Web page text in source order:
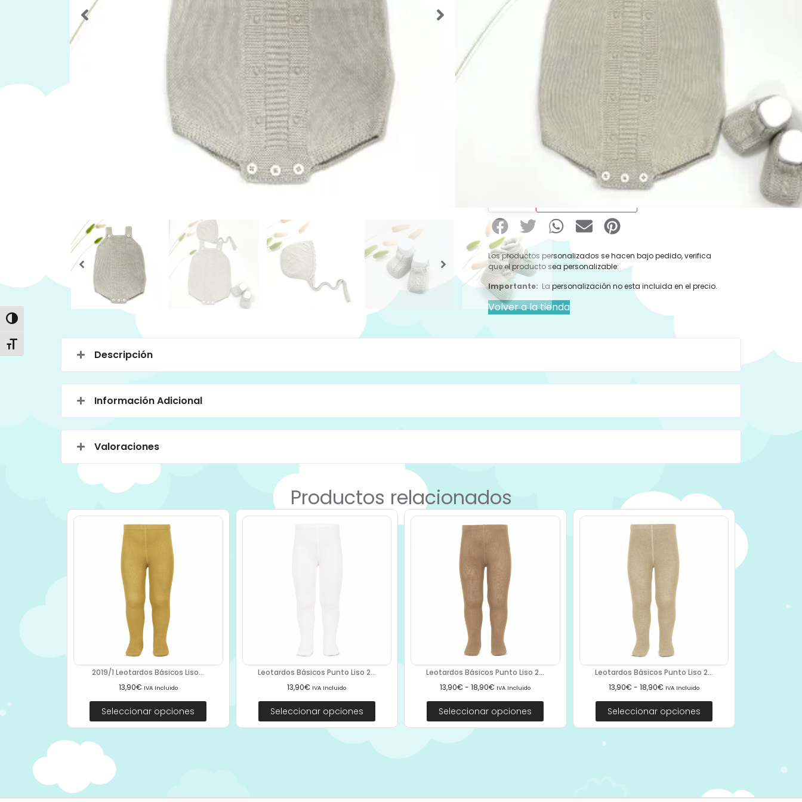
Alternar alto contraste
Alternar tamaño de letra
SKU:56677
Categorías:
Ranitas Verano,Pelele Verano
Rebajas
Verano
Ropa
Ropa y Accesorios
Pecesa , Pelele Pelele Verano Ranita
pecesa
- € IVA Incluido
Talla De Ropa
Los productos personalizados se hacen bajo pedido, verifica
que el producto sea personalizable:
Importante: La personalización no esta incluida en el precio.
Volver a la tienda
Descripción
Información Adicional
Valoraciones
Productos relacionados
2019/1 Leotardos Básicos Liso...
13,90€ IVA Incluido
Seleccionar opciones
Leotardos Básicos Punto Liso 2...
13,90€ IVA Incluido
Seleccionar opciones
Leotardos Básicos Punto Liso 2...
13,90€ - 18,90€ IVA Incluido
Seleccionar opciones
Leotardos Básicos Punto Liso 2...
13,90€ - 18,90€ IVA Incluido
Seleccionar opciones